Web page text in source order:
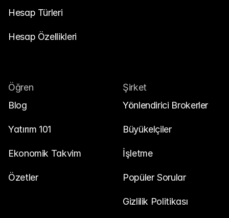
Hesap Türleri
Hesap Özellikleri
Öğren
Blog
Yatırım 101
Ekonomik Takvim
Özetler
Şirket
Yönlendirici Brokerler
Büyükelçiler
İşletme
Popüler Sorular
Gizlilik Politikası